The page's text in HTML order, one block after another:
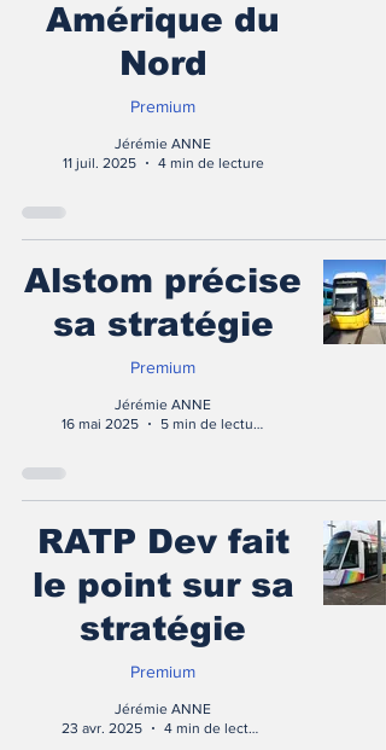
Amérique du
Nord
Premium
Jérémie ANNE
11 juil. 2025
4 min de lecture
Alstom précise
sa stratégie
Premium
Jérémie ANNE
16 mai 2025
5 min de lecture
RATP Dev fait
le point sur sa
stratégie
Premium
Jérémie ANNE
23 avr. 2025
4 min de lecture